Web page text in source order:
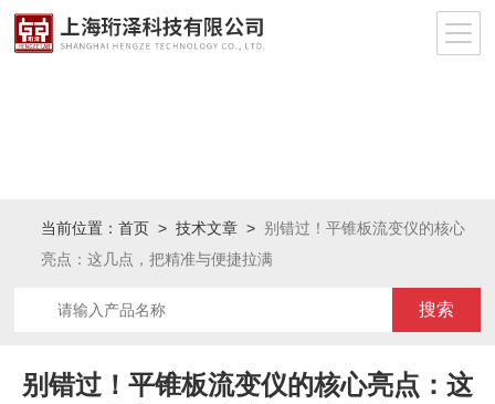
当前位置：首页 >技术文章 > 别错过！平锥板流变仪的核心
亮点：这几点，把精准与便捷拉满
别错过！平锥板流变仪的核心亮点：这